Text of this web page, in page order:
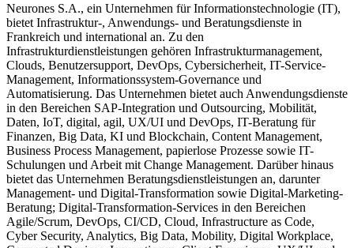
Neurones S.A., ein Unternehmen für Informationstechnologie (IT),
bietet Infrastruktur-, Anwendungs- und Beratungsdienste in
Frankreich und international an. Zu den
Infrastrukturdienstleistungen gehören Infrastrukturmanagement,
Clouds, Benutzersupport, DevOps, Cybersicherheit, IT-Service-
Management, Informationssystem-Governance und
Automatisierung. Das Unternehmen bietet auch Anwendungsdienste
in den Bereichen SAP-Integration und Outsourcing, Mobilität,
Daten, IoT, digital, agil, UX/UI und DevOps, IT-Beratung für
Finanzen, Big Data, KI und Blockchain, Content Management,
Business Process Management, papierlose Prozesse sowie IT-
Schulungen und Arbeit mit Change Management. Darüber hinaus
bietet das Unternehmen Beratungsdienstleistungen an, darunter
Management- und Digital-Transformation sowie Digital-Marketing-
Beratung; Digital-Transformation-Services in den Bereichen
Agile/Scrum, DevOps, CI/CD, Cloud, Infrastructure as Code,
Cyber Security, Analytics, Big Data, Mobility, Digital Workplace,